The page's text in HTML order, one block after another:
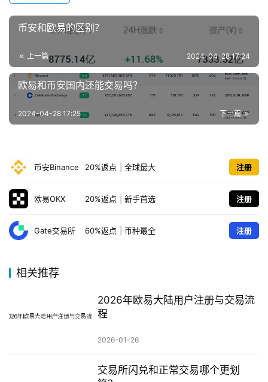
币安和欧易的区别？
上一篇 2024-04-28 17:24
欧易和币安国内还能交易吗？
下一篇
2024-04-28 17:25
币安Binance 20%返点 全球最大 注册
欧易OKX 20%返点 新手首选 注册
Gate交易所 60%返点 币种最全 注册
相关推荐
2026年欧易大陆用户注册与交易流
程
2026-01-26
交易所闪兑和正常交易哪个更划